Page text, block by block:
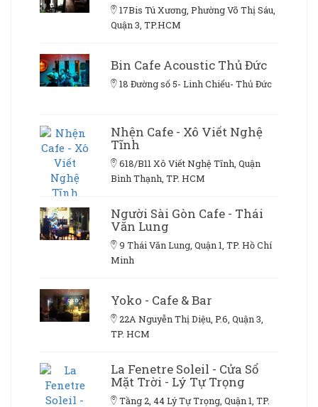
17Bis Tú Xương, Phường Võ Thị Sáu,
Quận 3, TP.HCM
Bin Cafe Acoustic Thủ Đức
18 Đường số 5- Linh Chiểu- Thủ Đức
Nhện Cafe - Xô Viết Nghệ
Tĩnh
618/B11 Xô Viết Nghệ Tĩnh, Quận
Bình Thạnh, TP. HCM
Người Sài Gòn Cafe - Thái
Văn Lung
9 Thái Văn Lung, Quận 1, TP. Hồ Chí
Minh
Yoko - Cafe & Bar
22A Nguyễn Thị Diệu, P.6, Quận 3,
TP. HCM
La Fenetre Soleil - Cửa Sổ
Mặt Trời - Lý Tự Trọng
Tầng 2, 44 Lý Tự Trọng, Quận 1, TP.